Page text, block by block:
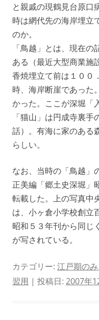
と親戚の現鶴見台原口
時は網代先の海岸埋立
のか。
「鳥越」とは、現在
ある（最近大型商業施
香焼埋立て前は１００
時、海岸断崖であった
かった。ここが深堀「
「猫山」は円成寺裏
話）。有海に家のある
らしい。
なお、当時の「鳥越」
正美編「郷土史深堀」
転載した。上の写真中
は、小ヶ倉小学校創立
昭和５３年刊から同じ
が写されている。
カテゴリー: 江戸期のみ
習用 | 投稿日: 2007年